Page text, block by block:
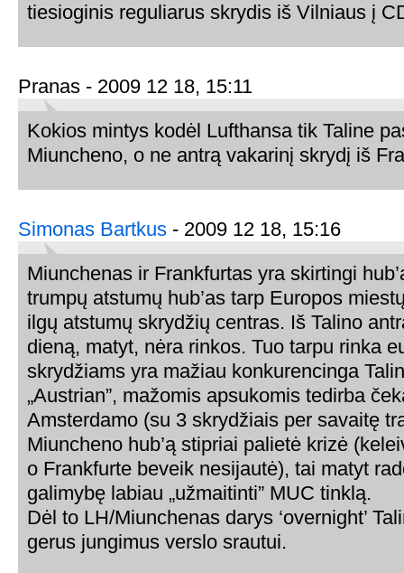
tiesioginis reguliarus skrydis iš Vilniaus į
Pranas - 2009 12 18, 15:11
Kokios mintys kodėl Lufthansa tik Taline
Miuncheno, o ne antrą vakarinį skrydį iš
Simonas Bartkus - 2009 12 18, 15:16
Miunchenas ir Frankfurtas yra skirtingi
trumpų atstumų hub’as tarp Europos
ilgų atstumų skrydžių centras. Iš Talino
dieną, matyt, nėra rinkos. Tuo tarpu rinka
skrydžiams yra mažiau konkurencinga
„Austrian”, mažomis apsukomis tedirba
Amsterdamo (su 3 skrydžiais per savaitę
Miuncheno hub’ą stipriai palietė krizė
o Frankfurte beveik nesijautė), tai matyt
galimybę labiau „užmaitinti” MUC tinklą.
Dėl to LH/Miunchenas darys ‘overnight’
gerus jungimus verslo srautui.